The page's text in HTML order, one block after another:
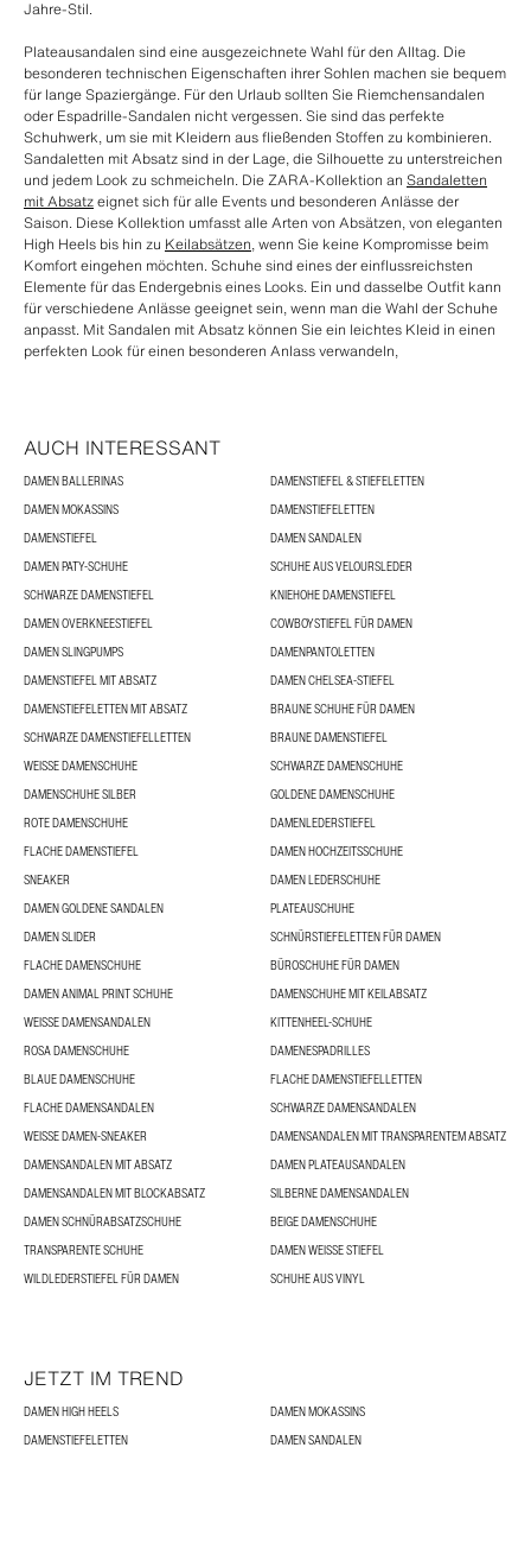
Jahre-Stil.
Plateausandalen sind eine ausgezeichnete Wahl für den Alltag. Die
besonderen technischen Eigenschaften ihrer Sohlen machen sie bequem
für lange Spaziergänge. Für den Urlaub sollten Sie Riemchensandalen
oder Espadrille-Sandalen nicht vergessen. Sie sind das perfekte
Schuhwerk, um sie mit Kleidern aus fließenden Stoffen zu kombinieren.
Sandaletten mit Absatz sind in der Lage, die Silhouette zu unterstreichen
und jedem Look zu schmeicheln. Die ZARA-Kollektion an Sandaletten
mit Absatzeignet sich für alle Events und besonderen Anlässe der
Saison. Diese Kollektion umfasst alle Arten von Absätzen, von eleganten
High Heels bis hin zu Keilabsätzen,wenn Sie keine Kompromisse beim
Komfort eingehen möchten. Schuhe sind eines der einflussreichsten
Elemente für das Endergebnis eines Looks. Ein und dasselbe Outfit kann
für verschiedene Anlässe geeignet sein, wenn man die Wahl der Schuhe
anpasst. Mit Sandalen mit Absatz können Sie ein leichtes Kleid in einen
perfekten Look für einen besonderen Anlass verwandeln,
AUCH INTERESSANT
DAMEN BALLERINAS
DAMENSTIEFEL & STIEFELETTEN
DAMEN MOKASSINS
DAMENSTIEFELETTEN
DAMENSTIEFEL
DAMEN SANDALEN
DAMEN PATY-SCHUHE
SCHUHE AUS VELOURSLEDER
SCHWARZE DAMENSTIEFEL
KNIEHOHE DAMENSTIEFEL
DAMEN OVERKNEESTIEFEL
COWBOYSTIEFEL FÜR DAMEN
DAMEN SLINGPUMPS
DAMENPANTOLETTEN
DAMENSTIEFEL MIT ABSATZ
DAMEN CHELSEA-STIEFEL
DAMENSTIEFELETTEN MIT ABSATZ
BRAUNE SCHUHE FÜR DAMEN
SCHWARZE DAMENSTIEFELLETTEN
BRAUNE DAMENSTIEFEL
WEISSE DAMENSCHUHE
SCHWARZE DAMENSCHUHE
DAMENSCHUHE SILBER
GOLDENE DAMENSCHUHE
ROTE DAMENSCHUHE
DAMENLEDERSTIEFEL
FLACHE DAMENSTIEFEL
DAMEN HOCHZEITSSCHUHE
SNEAKER
DAMEN LEDERSCHUHE
DAMEN GOLDENE SANDALEN
PLATEAUSCHUHE
DAMEN SLIDER
SCHNÜRSTIEFELETTEN FÜR DAMEN
FLACHE DAMENSCHUHE
BÜROSCHUHE FÜR DAMEN
DAMEN ANIMAL PRINT SCHUHE
DAMENSCHUHE MIT KEILABSATZ
WEISSE DAMENSANDALEN
KITTENHEEL-SCHUHE
ROSA DAMENSCHUHE
DAMENESPADRILLES
BLAUE DAMENSCHUHE
FLACHE DAMENSTIEFELLETTEN
FLACHE DAMENSANDALEN
SCHWARZE DAMENSANDALEN
WEISSE DAMEN-SNEAKER
DAMENSANDALEN MIT TRANSPARENTEM ABSATZ
DAMENSANDALEN MIT ABSATZ
DAMEN PLATEAUSANDALEN
DAMENSANDALEN MIT BLOCKABSATZ
SILBERNE DAMENSANDALEN
DAMEN SCHNÜRABSATZSCHUHE
BEIGE DAMENSCHUHE
TRANSPARENTE SCHUHE
DAMEN WEISSE STIEFEL
WILDLEDERSTIEFEL FÜR DAMEN
SCHUHE AUS VINYL
JETZT IM TREND
DAMEN HIGH HEELS
DAMEN MOKASSINS
DAMENSTIEFELETTEN
DAMEN SANDALEN